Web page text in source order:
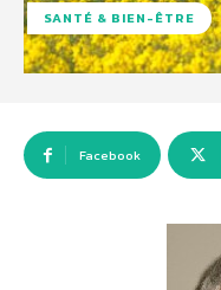
SANTÉ & BIEN-ÊTRE
Facebook